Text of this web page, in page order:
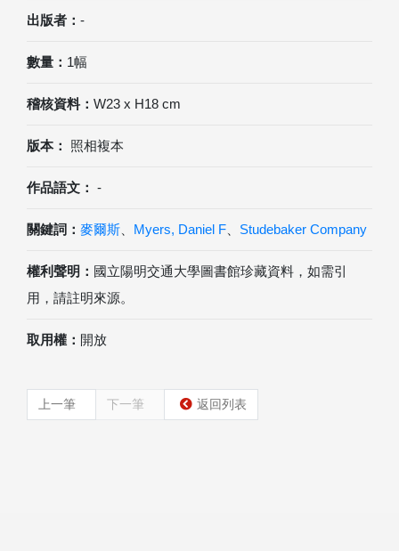
出版者： -
數量： 1幅
稽核資料： W23 x H18 cm
版本： 照相複本
作品語文： -
關鍵詞： 麥爾斯 Myers, Daniel F Studebaker Company
權利聲明： 國立陽明交通大學圖書館珍藏資料，如需引
用，請註明來源。
取用權： 開放
上一筆 下一筆 返回列表